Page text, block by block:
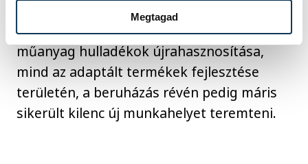
Megtagad
csarnok létrejöttével is az a cél, hogy újabb
előrelépéseket érjen el a cég, mind a
műanyag hulladékok újrahasznosítása,
mind az adaptált termékek fejlesztése
területén, a beruházás révén pedig máris
sikerült kilenc új munkahelyet teremteni.